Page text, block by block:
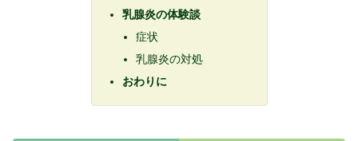
乳腺炎の体験談
症状
乳腺炎の対処
おわりに